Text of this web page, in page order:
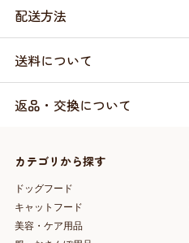
配送方法
送料について
返品・交換について
カテゴリから探す
ドッグフード
キャットフード
美容・ケア用品